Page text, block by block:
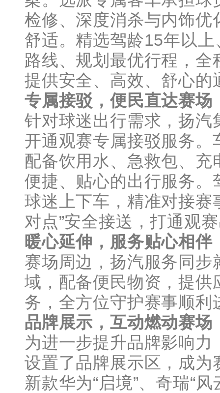
检修、深度消杀与内饰
舒适。精选驾龄15年以
路线、规划最优行程，
提供安全、高效、舒心的
专属接驳，便民直达赛场
针对球迷出行需求，扬
开通观赛专属接驳服务
配备饮用水、急救包、
便捷、贴心的出行服务
球迷上下车，精准对接赛
对点”安全接送，打通观
暖心延伸，服务贴心相伴
赛场周边，扬汽服务同
域，配备便民物资，提
务，全方位守护赛事顺
品牌展示，互动燃动赛场
为进一步提升品牌影响
设置了品牌展示区，成
新款华为“启境”、奇瑞“